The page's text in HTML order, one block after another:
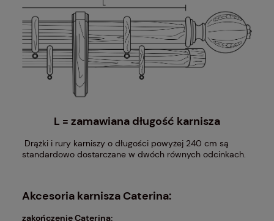
L = zamawiana długość karnisza
Drążki i rury karniszy o długości powyżej 240 cm są
standardowo dostarczane w dwóch równych odcinkach.
Akcesoria karnisza Caterina:
zakończenie Caterina: